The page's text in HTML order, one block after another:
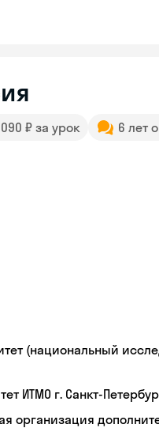
₽ за урок 6 лет
(национальный
ИТМО г. Санкт-
организация